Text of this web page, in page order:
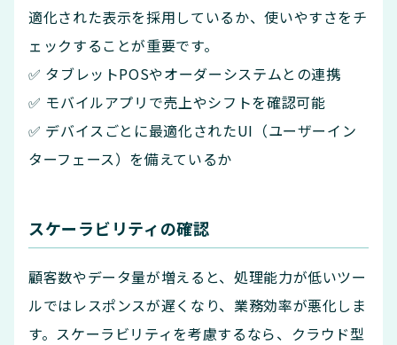
適化された表示を採用しているか、使いやすさをチ
ェックすることが重要です。
✅ タブレットPOSやオーダーシステムとの連携
✅ モバイルアプリで売上やシフトを確認可能
✅ デバイスごとに最適化されたUI（ユーザーイン
ターフェース）を備えているか
スケーラビリティの確認
顧客数やデータ量が増えると、処理能力が低いツー
ルではレスポンスが遅くなり、業務効率が悪化しま
す。スケーラビリティを考慮するなら、クラウド型